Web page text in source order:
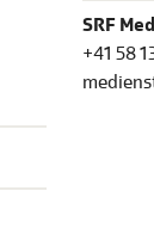
SRF
+41 58